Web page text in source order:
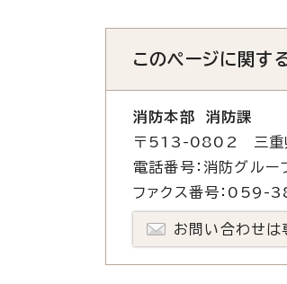
このページに関す
消防本部 消防課
〒513-0802 三重
電話番号：消防グ
ファクス番号：
お問い合わせは